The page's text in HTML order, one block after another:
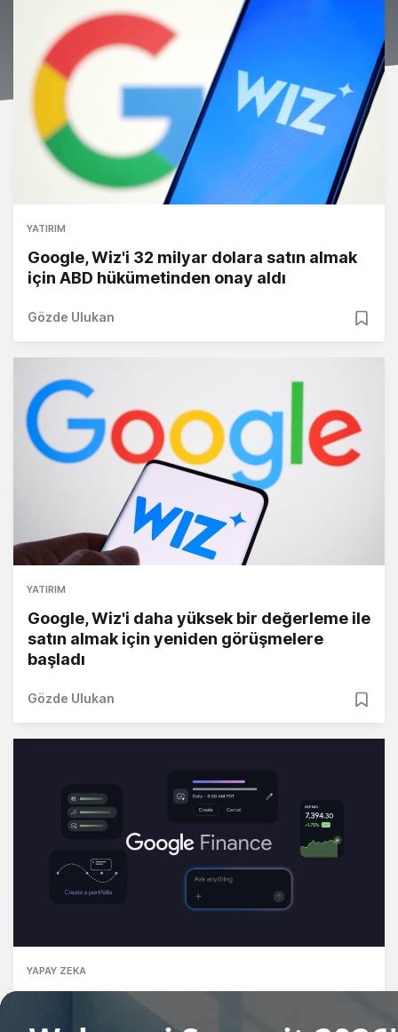
YATIRIM
Google, Wiz'i 32 milyar dolara satın almak
için ABD hükümetinden onay aldı
Gözde Ulukan
YATIRIM
Google, Wiz'i daha yüksek bir değerleme ile
satın almak için yeniden görüşmelere
başladı
Gözde Ulukan
YAPAY ZEKA
Google, Google Finance için bağımsız bir
mobil uygulama yayınladı